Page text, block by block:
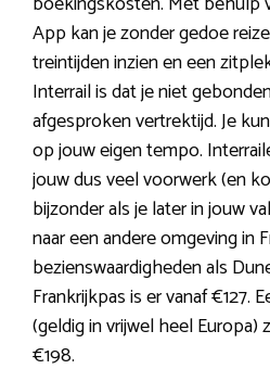
App kan je zonder gedoe
treintijden inzien en een
Interrail is dat je niet
afgesproken vertrektijd. Je
op jouw eigen tempo.
jouw dus veel voorwerk (en
bijzonder als je later in jouw
naar een andere omgeving in
bezienswaardigheden als
Frankrijkpas is er vanaf €127.
(geldig in vrijwel heel Europa)
€198.